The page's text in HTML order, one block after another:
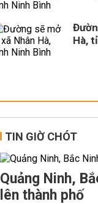
Hà,
TIN GIỜ CHÓT
Quảng Ninh,
lên thành phố